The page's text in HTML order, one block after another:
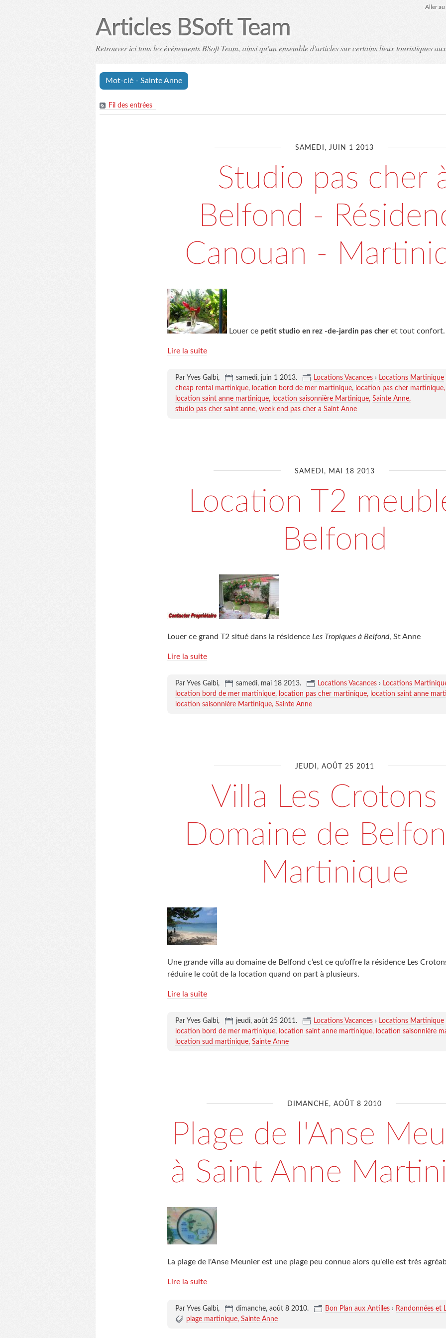
Aller
Articles BSoft Team
Retrouver ici tous les évènements BSoft Team, ainsi qu'un ensemble d'articles sur certains lieux touristiques
Mot-clé - Sainte Anne
Fil des entrées
SAMEDI, JUIN 1 2013
Studio pas cher
Belfond -
Canouan -
Louer ce petit studio en rez -de-jardin pas cher et tout confort.
Lire la suite
Par Yves Galbi, samedi, juin 1 2013. Locations Vacances› Locations Martinique
cheap rental martinique
location bord de mer martinique
location pas cher martinique
location saint anne martinique
location saisonnière Martinique Sainte Anne
studio pas cher saint anne week end pas cher a Saint Anne
SAMEDI, MAI 18 2013
Location T2
Belfond
Louer ce grand T2 situé dans la résidence Les Tropiques à Belfond, St Anne
Lire la suite
Par Yves Galbi, samedi, mai 18 2013. Locations Vacances› Locations
location bord de mer martinique
location pas cher martinique
location saint anne
location saisonnière Martinique Sainte Anne
JEUDI, AOÛT 25 2011
Villa Les Crotons
Domaine de
Martinique
Une grande villa au domaine de Belfond c’est ce qu’offre la résidence Les
réduire le coût de la location quand on part à plusieurs.
Lire la suite
Par Yves Galbi, jeudi, août 25 2011. Locations Vacances› Locations Martinique
location bord de mer martinique
location saint anne martinique
location saisonnière
location sud martinique Sainte Anne
DIMANCHE, AOÛT 8 2010
Plage de l'Anse
à Saint Anne
La plage de l'Anse Meunier est une plage peu connue alors qu'elle est très
Lire la suite
Par Yves Galbi, dimanche, août 8 2010. Bon Plan aux Antilles› Randonnées et
plage martinique Sainte Anne